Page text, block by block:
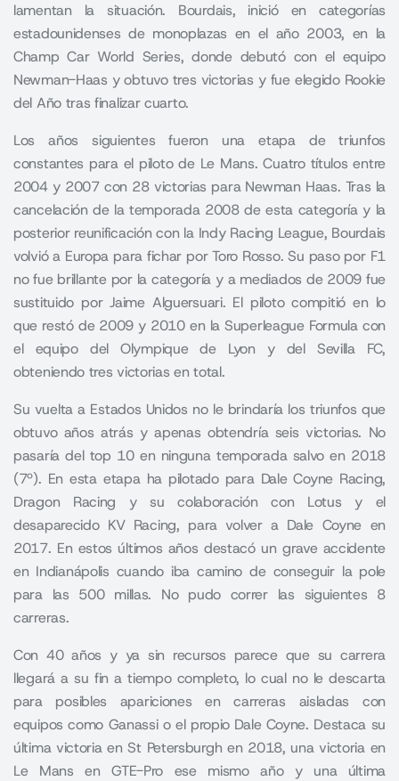
lamentan la situación. Bourdais, inició en categorías
estadounidenses de monoplazas en el año 2003, en la
Champ Car World Series, donde debutó con el equipo
Newman-Haas y obtuvo tres victorias y fue elegido Rookie
del Año tras finalizar cuarto.
Los años siguientes fueron una etapa de triunfos
constantes para el piloto de Le Mans. Cuatro títulos entre
2004 y 2007 con 28 victorias para Newman Haas. Tras la
cancelación de la temporada 2008 de esta categoría y la
posterior reunificación con la Indy Racing League, Bourdais
volvió a Europa para fichar por Toro Rosso. Su paso por F1
no fue brillante por la categoría y a mediados de 2009 fue
sustituido por Jaime Alguersuari. El piloto compitió en lo
que restó de 2009 y 2010 en la Superleague Formula con
el equipo del Olympique de Lyon y del Sevilla FC,
obteniendo tres victorias en total.
Su vuelta a Estados Unidos no le brindaría los triunfos que
obtuvo años atrás y apenas obtendría seis victorias. No
pasaría del top 10 en ninguna temporada salvo en 2018
(7º). En esta etapa ha pilotado para Dale Coyne Racing,
Dragon Racing y su colaboración con Lotus y el
desaparecido KV Racing, para volver a Dale Coyne en
2017. En estos últimos años destacó un grave accidente
en Indianápolis cuando iba camino de conseguir la pole
para las 500 millas. No pudo correr las siguientes 8
carreras.
Con 40 años y ya sin recursos parece que su carrera
llegará a su fin a tiempo completo, lo cual no le descarta
para posibles apariciones en carreras aisladas con
equipos como Ganassi o el propio Dale Coyne. Destaca su
última victoria en St Petersburgh en 2018, una victoria en
Le Mans en GTE-Pro ese mismo año y una última